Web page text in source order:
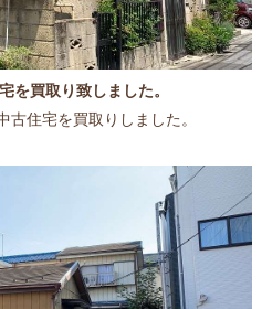
買取り致しました。
住宅を買取りしました。